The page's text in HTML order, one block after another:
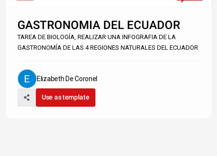
GASTRONOMIA DEL ECUADOR
TAREA DE BIOLOGÍA, REALIZAR UNA INFOGRAFIA DE LA
GASTRONOMÍA DE LAS 4 REGIONES NATURALES DEL ECUADOR
Elizabeth De Coronel
Use as template